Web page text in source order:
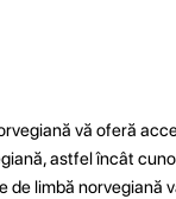
vă oferă
astfel încât
de limbă